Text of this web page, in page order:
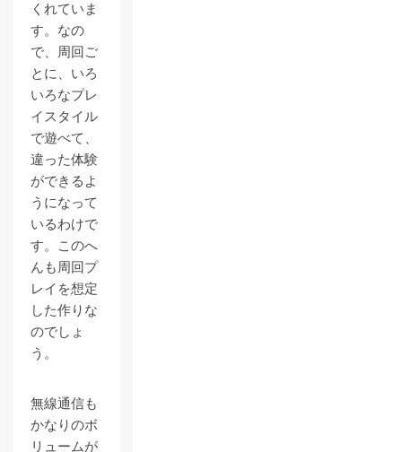
くれていま
す。なの
で、周回ご
とに、いろ
いろなプレ
イスタイル
で遊べて、
違った体験
ができるよ
うになって
いるわけで
す。このへ
んも周回プ
レイを想定
した作りな
のでしょ
う。
無線通信も
かなりのボ
リュームが